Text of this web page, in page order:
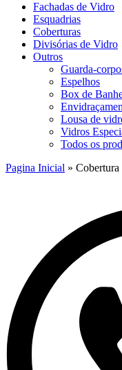
Fachadas de Vidro
Esquadrias
Coberturas
Divisórias de Vidro
Outros
Guarda-
Espelhos
Box de
Lousa de
Vidros
Todos os
Pagina Inicial »